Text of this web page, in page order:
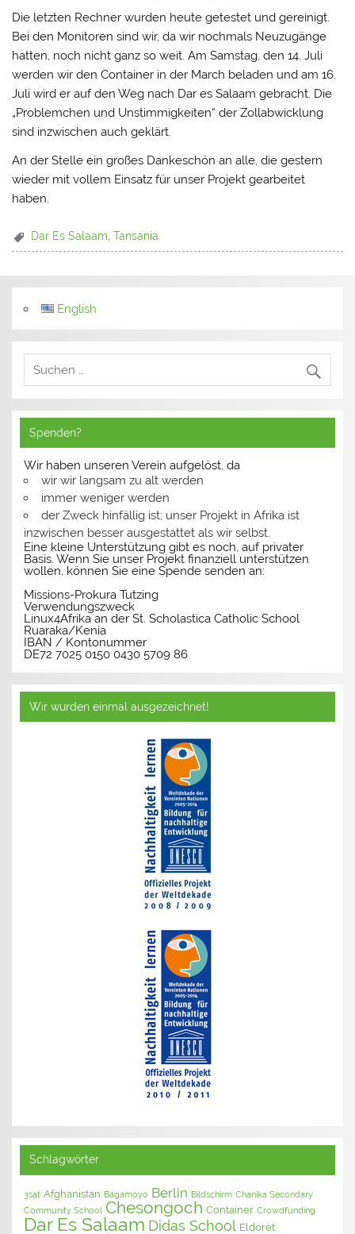
Die letzten Rechner wurden heute getestet und gereinigt.
Bei den Monitoren sind wir, da wir nochmals Neuzugänge
hatten, noch nicht ganz so weit. Am Samstag, den 14. Juli
werden wir den Container in der March beladen und am 16.
Juli wird er auf den Weg nach Dar es Salaam gebracht. Die
„Problemchen und Unstimmigkeiten“ der Zollabwicklung
sind inzwischen auch geklärt.
An der Stelle ein großes Dankeschön an alle, die gestern
wieder mit vollem Einsatz für unser Projekt gearbeitet
haben.
Dar Es Salaam ,Tansania
English
Spenden?
Wir haben unseren Verein aufgelöst, da
wir wir langsam zu alt werden
immer weniger werden
der Zweck hinfällig ist; unser Projekt in Afrika ist
inzwischen besser ausgestattet als wir selbst.
Eine kleine Unterstützung gibt es noch, auf privater
Basis. Wenn Sie unser Projekt finanziell unterstützen
wollen, können Sie eine Spende senden an:
Missions-Prokura Tutzing
Verwendungszweck
Linux4Afrika an der St. Scholastica Catholic School
Ruaraka/Kenia
IBAN / Kontonummer
DE72 7025 0150 0430 5709 86
Wir wurden einmal ausgezeichnet!
Schlagwörter
3sat Afghanistan Bagamoyo Berlin Bildschirm Chanika Secondary
Community School Chesongoch Container Crowdfunding
Dar Es Salaam Didas School Eldoret